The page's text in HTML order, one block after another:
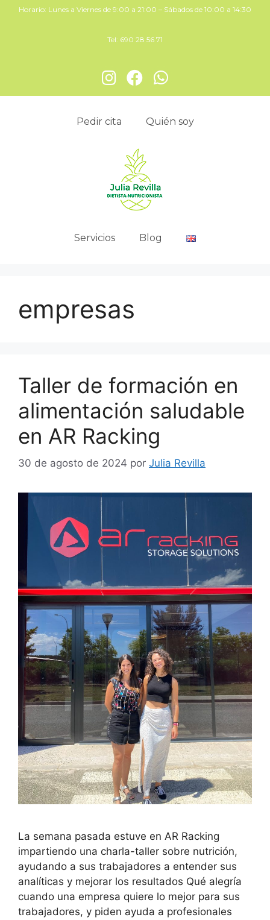
Horario: Lunes a Viernes de 9:00 a 21:00 – Sábados de 10:00 a 14:30
Tel: 690 28 56 71
Pedir cita Quién soy
Servicios Blog
empresas
Taller de formación en
alimentación saludable
en AR Racking
30 de agosto de 2024 por Julia Revilla
La semana pasada estuve en AR Racking
impartiendo una charla-taller sobre nutrición,
ayudando a sus trabajadores a entender sus
analíticas y mejorar los resultados Qué alegría
cuando una empresa quiere lo mejor para sus
trabajadores, y piden ayuda a profesionales